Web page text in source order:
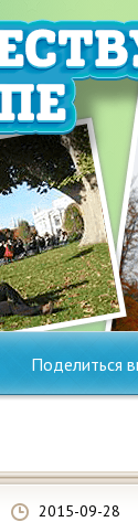
Поделиться
2015-09-28